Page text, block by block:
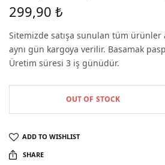
299,90₺
Sitemizde satışa sunulan tüm
aynı gün kargoya verilir. Basamak
Üretim süresi 3 iş günüdür.
OUT OF STOCK
ADD TO WISHLIST
SHARE